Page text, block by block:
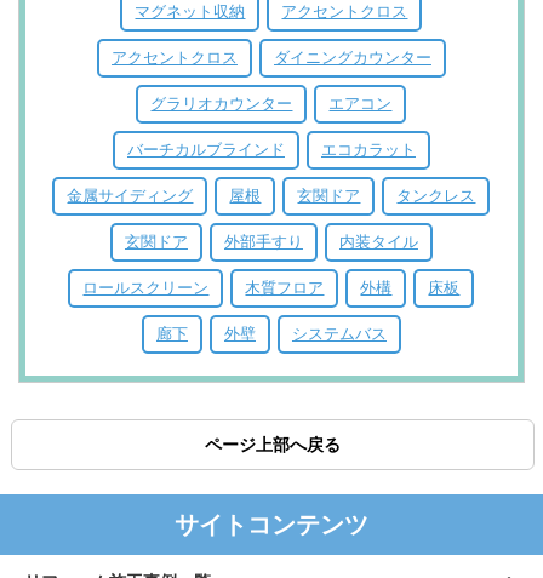
マグネット収納 アクセントクロス
アクセントクロス ダイニングカウンター
グラリオカウンター エアコン
バーチカルブラインド エコカラット
金属サイディング 屋根 玄関ドア タンクレス
玄関ドア 外部手すり 内装タイル
ロールスクリーン 木質フロア 外構 床板
廊下 外壁 システムバス
ページ上部へ戻る
サイトコンテンツ